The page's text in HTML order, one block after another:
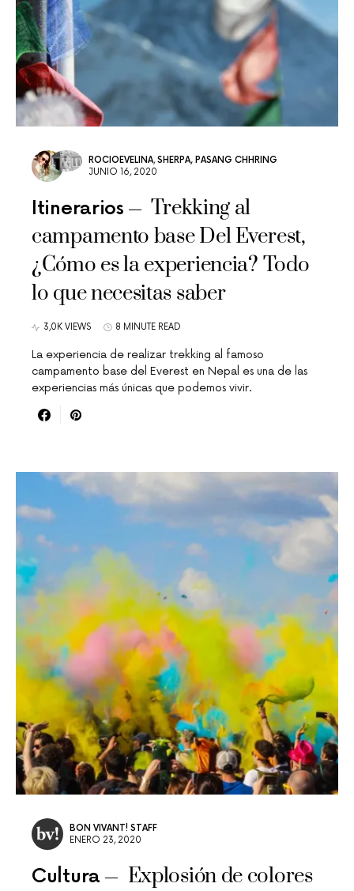
ROCIOEVELINA,SHERPA, PASANG CHHRING
JUNIO 16, 2020
Itinerarios
Trekking al
campamento base Del Everest,
¿Cómo es la experiencia? Todo
lo que necesitas saber
3,0K VIEWS 8 MINUTE READ
La experiencia de realizar trekking al famoso
campamento base del Everest en Nepal es una de las
experiencias más únicas que podemos vivir.
BON VIVANT! STAFF
ENERO 23, 2020
Cultura
Explosión de colores